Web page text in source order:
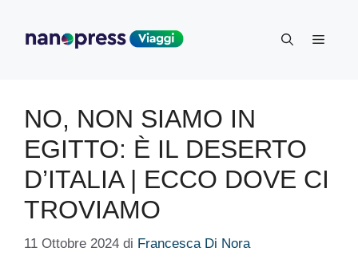
contenuto
Menu
NO, NON SIAMO IN
EGITTO: È IL DESERTO
D’ITALIA | ECCO DOVE CI
TROVIAMO
11 Ottobre 2024 di Francesca Di Nora